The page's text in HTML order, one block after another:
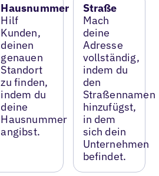
Hausnummer
Hilf
Kunden,
deinen
genauen
Standort
zu finden,
indem du
deine
Hausnummer
angibst.
Straße
Mach
deine
Adresse
vollständig,
indem du
den
Straßennamen
hinzufügst,
in dem
sich dein
Unternehmen
befindet.